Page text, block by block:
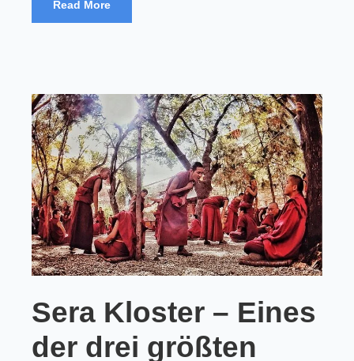
Read More
Sera Kloster – Eines
der drei größten